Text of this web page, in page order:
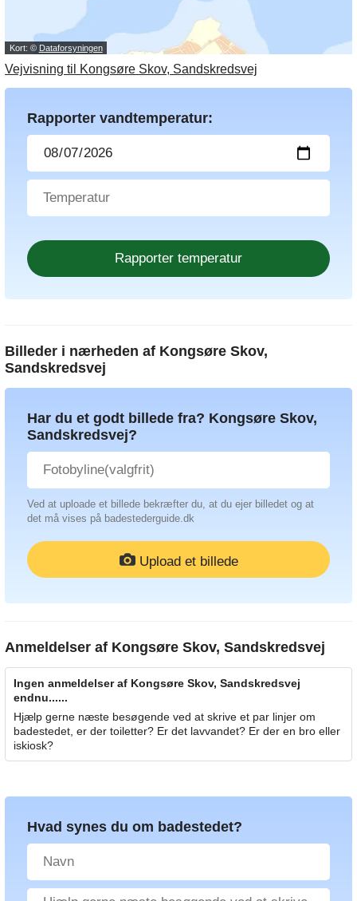
Kort: © Dataforsyningen
Vejvisning til Kongsøre Skov, Sandskredsvej
Rapporter vandtemperatur:
Billeder i nærheden af Kongsøre Skov,
Sandskredsvej
Har du et godt billede fra? Kongsøre Skov,
Sandskredsvej?
Ved at uploade et billede bekræfter du, at du ejer billedet og at
det må vises på badestederguide.dk
Upload et billede
Anmeldelser af Kongsøre Skov, Sandskredsvej
Ingen anmeldelser af Kongsøre Skov, Sandskredsvej
endnu......
Hjælp gerne næste besøgende ved at skrive et par linjer om
badestedet, er der toiletter? Er det lavvandet? Er der en bro eller
iskiosk?
Hvad synes du om badestedet?